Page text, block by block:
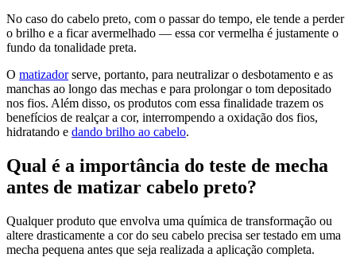
No caso do cabelo preto, com o passar do tempo, ele tende a perder
o brilho e a ficar avermelhado — essa cor vermelha é justamente o
fundo da tonalidade preta.
O matizadorserve, portanto, para neutralizar o desbotamento e as
manchas ao longo das mechas e para prolongar o tom depositado
nos fios. Além disso, os produtos com essa finalidade trazem os
benefícios de realçar a cor, interrompendo a oxidação dos fios,
hidratando e dando brilho ao cabelo.
Qual é a importância do teste de mecha
antes de matizar cabelo preto?
Qualquer produto que envolva uma química de transformação ou
altere drasticamente a cor do seu cabelo precisa ser testado em uma
mecha pequena antes que seja realizada a aplicação completa.